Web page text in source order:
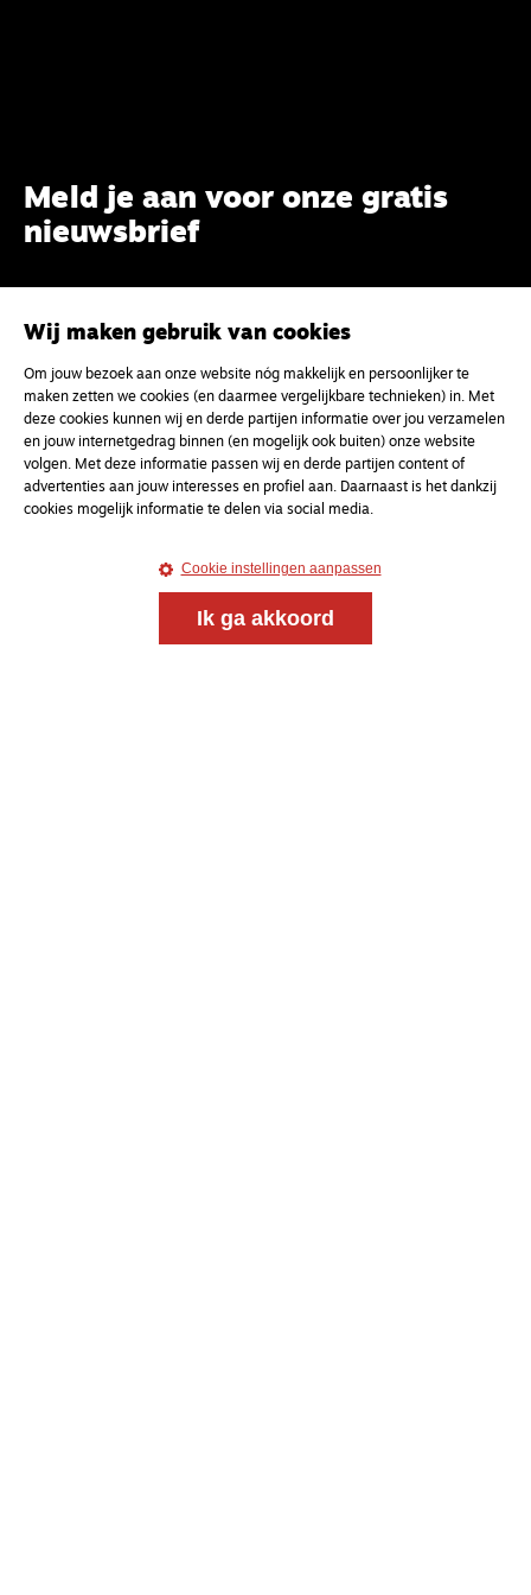
Meld je aan voor onze gratis
nieuwsbrief
Wij maken gebruik van cookies
Om jouw bezoek aan onze website nóg makkelijk en persoonlijker te
maken zetten we cookies (en daarmee vergelijkbare technieken) in. Met
deze cookies kunnen wij en derde partijen informatie over jou verzamelen
en jouw internetgedrag binnen (en mogelijk ook buiten) onze website
volgen. Met deze informatie passen wij en derde partijen content of
advertenties aan jouw interesses en profiel aan. Daarnaast is het dankzij
cookies mogelijk informatie te delen via social media.
Cookie instellingen aanpassen
Ik ga akkoord